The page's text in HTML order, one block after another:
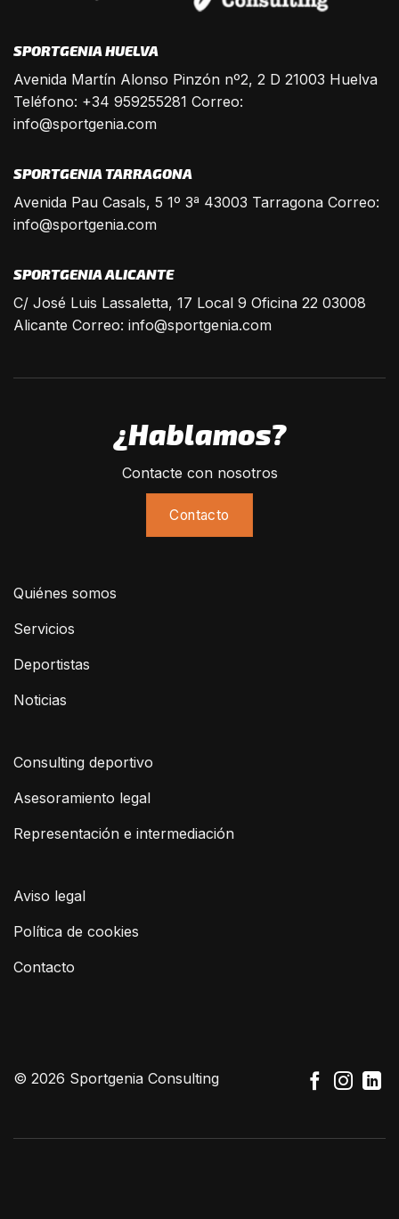
SPORTGENIA HUELVA
Avenida Martín Alonso Pinzón nº2, 2 D 21003 Huelva
Teléfono: +34 959255281 Correo:
info@sportgenia.com
SPORTGENIA TARRAGONA
Avenida Pau Casals, 5 1º 3ª 43003 Tarragona Correo:
info@sportgenia.com
SPORTGENIA ALICANTE
C/ José Luis Lassaletta, 17 Local 9 Oficina 22 03008
Alicante Correo: info@sportgenia.com
¿Hablamos?
Contacte con nosotros
Contacto
Quiénes somos
Servicios
Deportistas
Noticias
Consulting deportivo
Asesoramiento legal
Representación e intermediación
Aviso legal
Política de cookies
Contacto
© 2026 Sportgenia Consulting